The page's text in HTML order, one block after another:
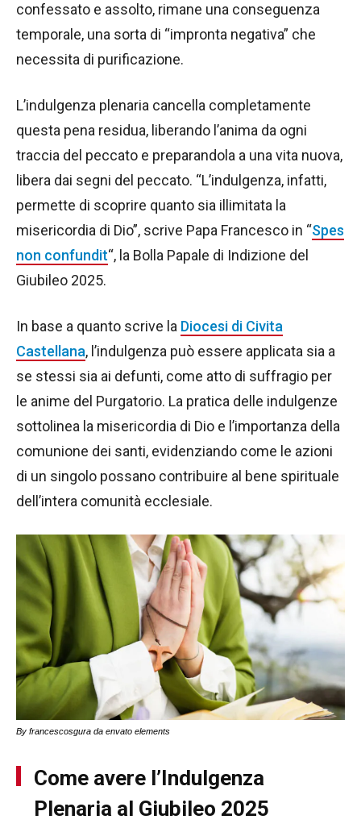
confessato e assolto, rimane una conseguenza
temporale, una sorta di “impronta negativa” che
necessita di purificazione.
L’indulgenza plenaria cancella completamente
questa pena residua, liberando l’anima da ogni
traccia del peccato e preparandola a una vita nuova,
libera dai segni del peccato. “L’indulgenza, infatti,
permette di scoprire quanto sia illimitata la
misericordia di Dio”, scrive Papa Francesco in “Spes
non confundit“, la Bolla Papale di Indizione del
Giubileo 2025.
In base a quanto scrive la Diocesi di Civita
Castellana, l’indulgenza può essere applicata sia a
se stessi sia ai defunti, come atto di suffragio per
le anime del Purgatorio. La pratica delle indulgenze
sottolinea la misericordia di Dio e l’importanza della
comunione dei santi, evidenziando come le azioni
di un singolo possano contribuire al bene spirituale
dell’intera comunità ecclesiale.
By francescosgura da envato elements
Come avere l’Indulgenza
Plenaria al Giubileo 2025